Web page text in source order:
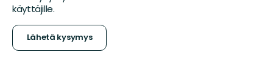
käyttäjille.
Lähetä kysymys